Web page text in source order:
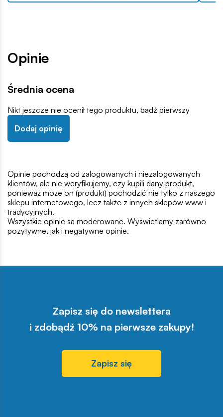
Opinie
Średnia ocena
Nikt jeszcze nie ocenił tego produktu, bądź pierwszy
Dodaj opinię
Opinie pochodzą od zalogowanych i niezalogowanych
klientów, ale nie weryfikujemy, czy kupili dany produkt,
ponieważ może on (produkt) pochodzić nie tylko z naszego
sklepu internetowego, lecz także z innych sklepów www i
tradycyjnych.
Wszystkie opinie są moderowane. Wyświetlamy zarówno
pozytywne, jak i negatywne opinie.
Zapisz się do newslettera
i zdobądź 10% na pierwsze zakupy!
Zapisz się